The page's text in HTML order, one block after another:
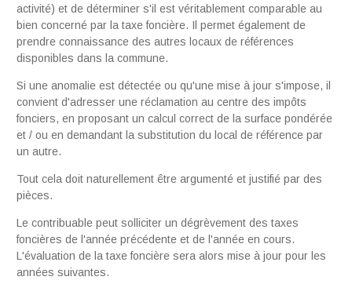
activité) et de déterminer s'il est véritablement comparable au
bien concerné par la taxe foncière. Il permet également de
prendre connaissance des autres locaux de références
disponibles dans la commune.
Si une anomalie est détectée ou qu'une mise à jour s'impose, il
convient d'adresser une réclamation au centre des impôts
fonciers, en proposant un calcul correct de la surface pondérée
et / ou en demandant la substitution du local de référence par
un autre.
Tout cela doit naturellement être argumenté et justifié par des
pièces.
Le contribuable peut solliciter un dégrèvement des taxes
foncières de l'année précédente et de l'année en cours.
L'évaluation de la taxe foncière sera alors mise à jour pour les
années suivantes.